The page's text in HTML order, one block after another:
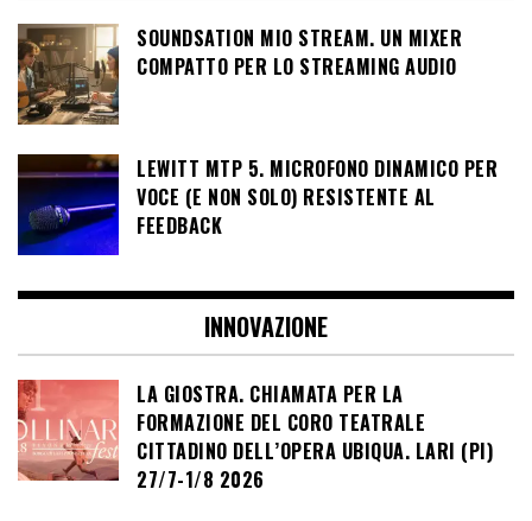
SOUNDSATION MIO STREAM. UN MIXER
COMPATTO PER LO STREAMING AUDIO
LEWITT MTP 5. MICROFONO DINAMICO PER
VOCE (E NON SOLO) RESISTENTE AL
FEEDBACK
INNOVAZIONE
LA GIOSTRA. CHIAMATA PER LA
FORMAZIONE DEL CORO TEATRALE
CITTADINO DELL’OPERA UBIQUA. LARI (PI)
27/7-1/8 2026